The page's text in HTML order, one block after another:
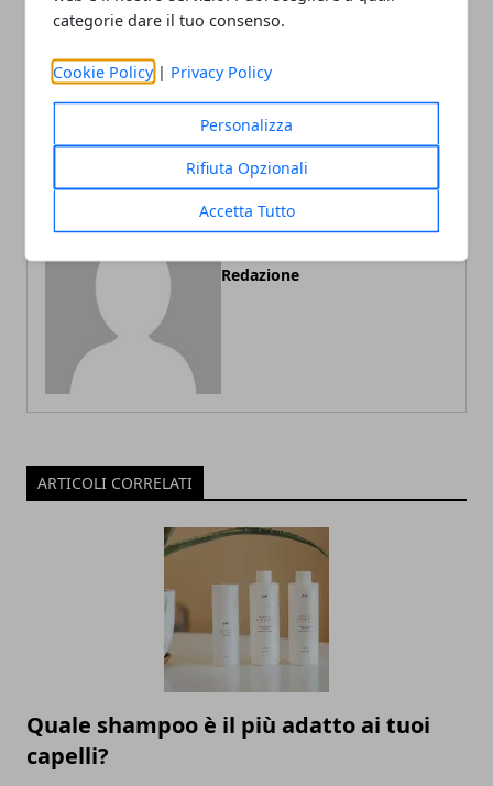
categorie dare il tuo consenso.
Cookie Policy | Privacy Policy
Personalizza
Rifiuta Opzionali
Accetta Tutto
Occhiali forati stenopeici:
come funzionano
Donna: colore capelli 2015.
Tendenze, tagli, frangia
Redazione
ARTICOLI CORRELATI
Quale shampoo è il più adatto ai tuoi
capelli?